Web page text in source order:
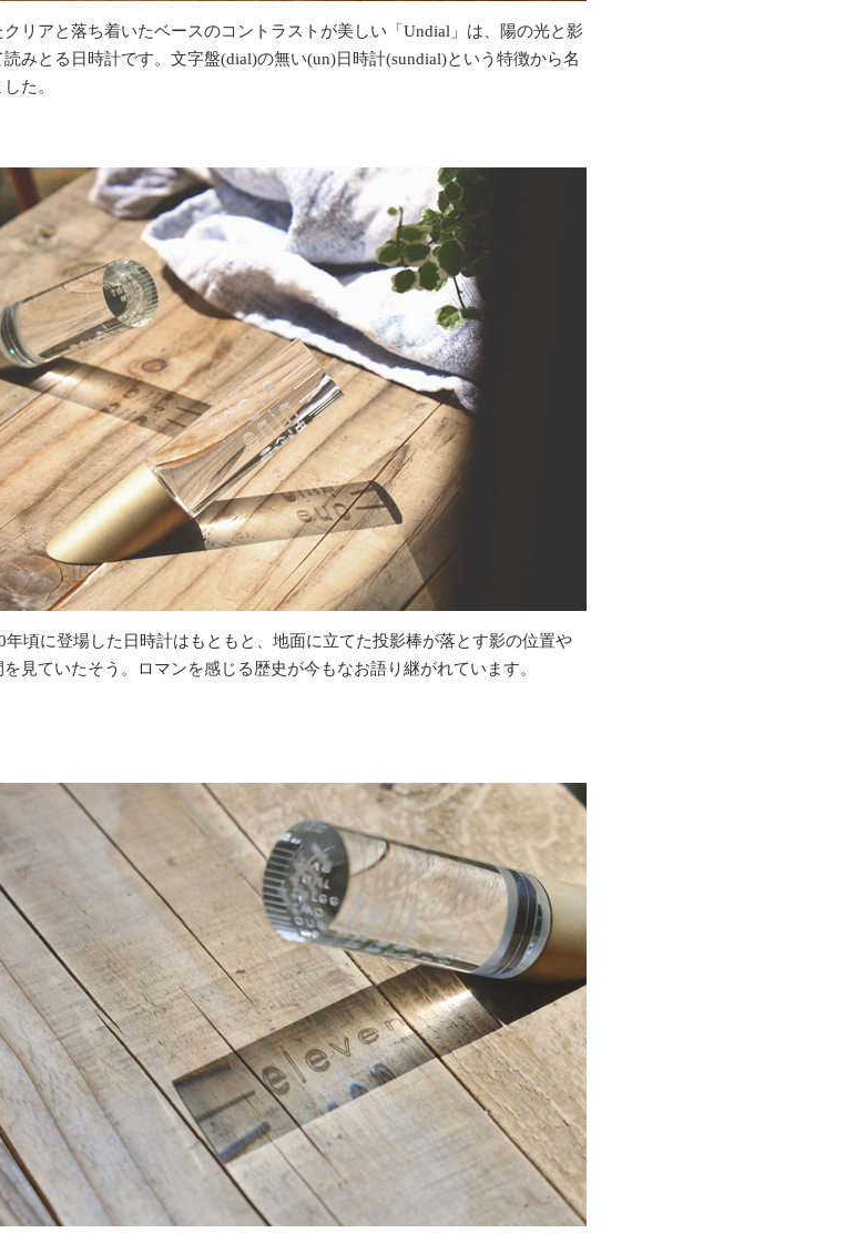
リアと落ち着いたベースのコントラストが美しい「Undial」は、陽の光と影
読みとる日時計です。文字盤(dial)の無い(un)日時計(sundial)という特徴から名
た。
年頃に登場した日時計はもともと、地面に立てた投影棒が落とす影の位置や
見ていたそう。ロマンを感じる歴史が今もなお語り継がれています。